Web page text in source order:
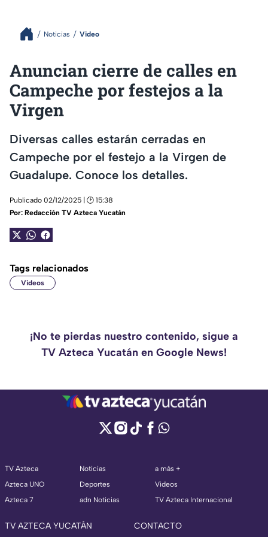
Noticias Video
Anuncian cierre de calles en
Campeche por festejos a la
Virgen
Diversas calles estarán cerradas en
Campeche por el festejo a la Virgen de
Guadalupe. Conoce los detalles.
Publicado 02/12/2025 | 🕑 15:38
Por: Redacción TV Azteca Yucatán
Tags relacionados
Videos
¡No te pierdas nuestro contenido, sigue a
TV Azteca Yucatán en Google News!
TV Azteca
Azteca UNO
Azteca 7
Noticias
Deportes
adn Noticias
a más +
Videos
TV Azteca Internacional
TV AZTECA YUCATÁN CONTACTO